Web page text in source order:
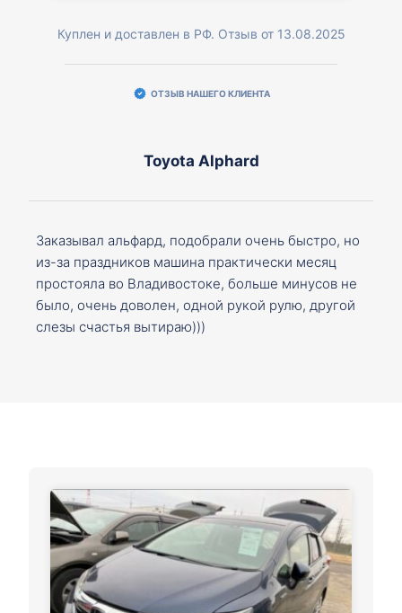
Куплен и доставлен в РФ. Отзыв от 13.08.2025
ОТЗЫВ НАШЕГО КЛИЕНТА
Toyota Alphard
Заказывал альфард, подобрали очень быстро, но
из-за праздников машина практически месяц
простояла во Владивостоке, больше минусов не
было, очень доволен, одной рукой рулю, другой
слезы счастья вытираю)))